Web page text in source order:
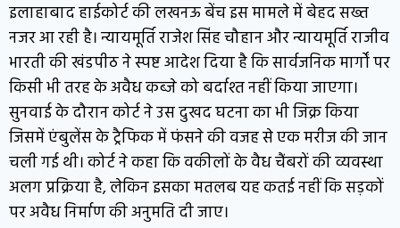
इलाहाबाद हाईकोर्ट की लखनऊ बेंच इस मामले में बेहद सख्त
नजर आ रही है। न्यायमूर्ति राजेश सिंह चौहान और न्यायमूर्ति राजीव
भारती की खंडपीठ ने स्पष्ट आदेश दिया है कि सार्वजनिक मार्गों पर
किसी भी तरह के अवैध कब्जे को बर्दाश्त नहीं किया जाएगा।
सुनवाई के दौरान कोर्ट ने उस दुखद घटना का भी जिक्र किया
जिसमें एंबुलेंस के ट्रैफिक में फंसने की वजह से एक मरीज की जान
चली गई थी। कोर्ट ने कहा कि वकीलों के वैध चैंबरों की व्यवस्था
अलग प्रक्रिया है, लेकिन इसका मतलब यह कतई नहीं कि सड़कों
पर अवैध निर्माण की अनुमति दी जाए।